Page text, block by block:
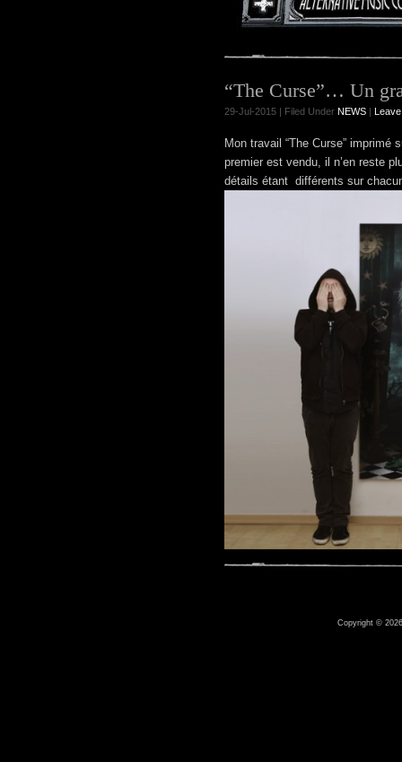
“The Curse”… Un
29-Jul-2015 | Filed Under NEWS |
Mon travail “The Curse”
premier est vendu, il n’en reste
détails étant différents sur
Copyright ©